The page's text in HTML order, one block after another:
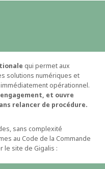
qui permet aux
solutions numériques et
opérationnel.
et ouvre
relancer de procédure.
sans complexité
au Code de la Commande
le site de Gigalis :